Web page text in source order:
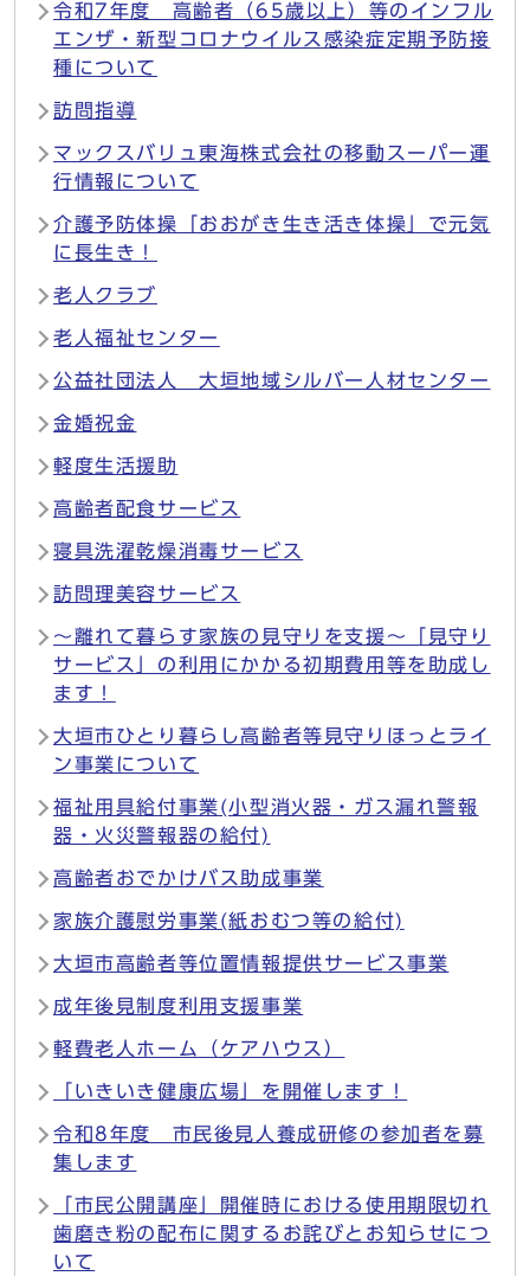
令和7年度 高齢者（65歳以上）等のインフル
エンザ・新型コロナウイルス感染症定期予防接
種について
訪問指導
マックスバリュ東海株式会社の移動スーパー運
行情報について
介護予防体操「おおがき生き活き体操」で元気
に長生き！
老人クラブ
老人福祉センター
公益社団法人 大垣地域シルバー人材センター
金婚祝金
軽度生活援助
高齢者配食サービス
寝具洗濯乾燥消毒サービス
訪問理美容サービス
〜離れて暮らす家族の見守りを支援〜「見守り
サービス」の利用にかかる初期費用等を助成し
ます！
大垣市ひとり暮らし高齢者等見守りほっとライ
ン事業について
福祉用具給付事業(小型消火器・ガス漏れ警報
器・火災警報器の給付)
高齢者おでかけバス助成事業
家族介護慰労事業(紙おむつ等の給付)
大垣市高齢者等位置情報提供サービス事業
成年後見制度利用支援事業
軽費老人ホーム（ケアハウス）
「いきいき健康広場」を開催します！
令和8年度 市民後見人養成研修の参加者を募
集します
「市民公開講座」開催時における使用期限切れ
歯磨き粉の配布に関するお詫びとお知らせにつ
いて